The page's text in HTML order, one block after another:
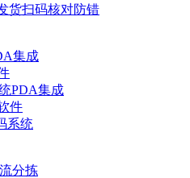
货扫码核对防错
集成
PDA集成
件
系统
分拣